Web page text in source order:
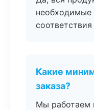
необходимые
Какие
заказа?
Мы работаем